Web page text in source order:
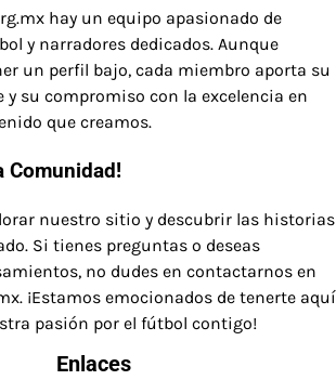
hay un equipo apasionado de
y narradores dedicados. Aunque
un perfil bajo, cada miembro aporta su
y su compromiso con la excelencia en
que creamos.
Comunidad!
nuestro sitio y descubrir las historias
Si tienes preguntas o deseas
no dudes en contactarnos en
. ¡Estamos emocionados de tenerte aquí
pasión por el fútbol contigo!
Enlaces